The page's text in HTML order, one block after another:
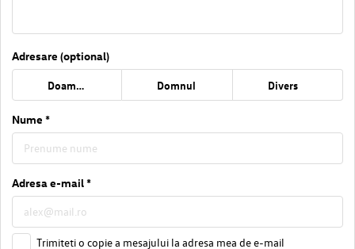
Adresare (optional)
Doamna Domnul Divers
Nume *
Adresa e-mail *
Trimiteti o copie a mesajului la adresa mea de e-mail